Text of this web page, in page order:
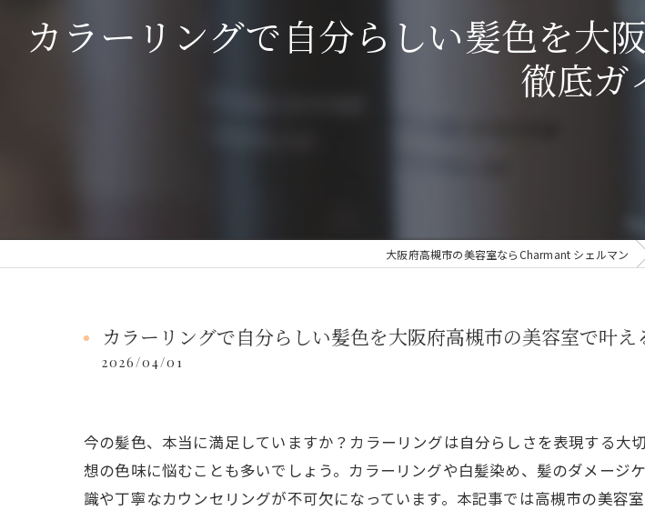
カラーリングで自分らしい髪色を大
徹底ガ
大阪府高槻市の美容室ならCharmant シェルマン
カラーリングで自分らしい髪色を大阪府高槻市の美容室で叶え
2026/04/01
今の髪色、本当に満足していますか？カラーリングは自分らしさを表現する
想の色味に悩むことも多いでしょう。カラーリングや白髪染め、髪のダメー
識や丁寧なカウンセリングが不可欠になっています。本記事では高槻市の美容